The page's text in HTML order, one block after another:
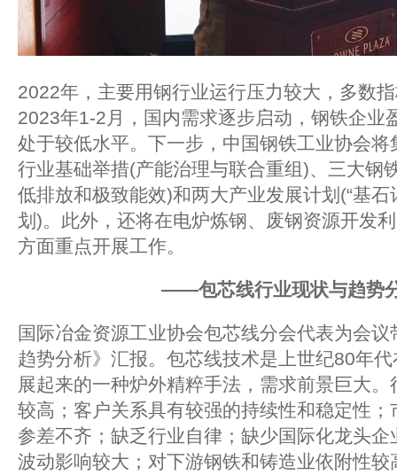
2022年，主要用钢行业运行压力较大，多数
2023年1-2月，国内需求逐步启动，钢铁企业
处于较低水平。下一步，中国钢铁工业协会
行业基础举措(产能治理与联合重组)、三大钢
低排放和极致能效)和两大产业发展计划(“基石
划)。此外，还将在电炉炼钢、废钢资源开发
方面重点开展工作。
——包芯线行业现状与趋
国际冶金资源工业协会包芯线分会代表为会
趋势分析》汇报。包芯线技术是上世纪80年
展起来的一种炉外精粹手法，需求前景巨大
较高；客户关系具有较强的持续性和稳定性
参差不齐；缺乏行业自律；缺少国际化龙头
波动影响较大；对下游钢铁和铸造业依附性